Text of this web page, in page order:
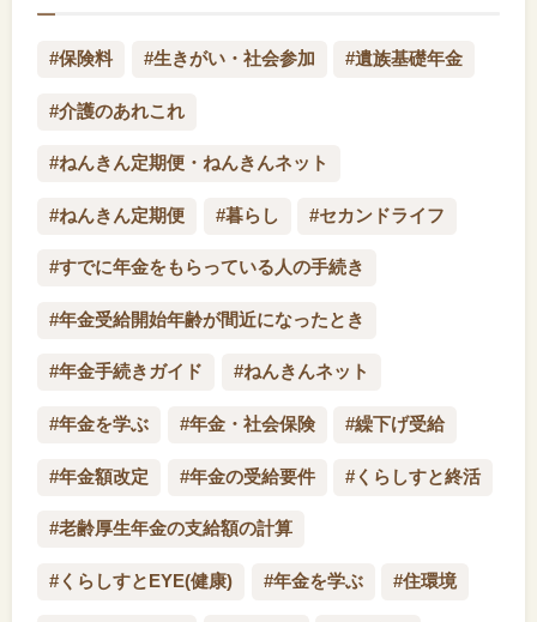
#保険料 #生きがい・社会参加 #遺族基礎年金
#介護のあれこれ
#ねんきん定期便・ねんきんネット
#ねんきん定期便 #暮らし #セカンドライフ
#すでに年金をもらっている人の手続き
#年金受給開始年齢が間近になったとき
#年金手続きガイド #ねんきんネット
#年金を学ぶ #年金・社会保険 #繰下げ受給
#年金額改定 #年金の受給要件 #くらしすと終活
#老齢厚生年金の支給額の計算
#くらしすとEYE(健康) #年金を学ぶ #住環境